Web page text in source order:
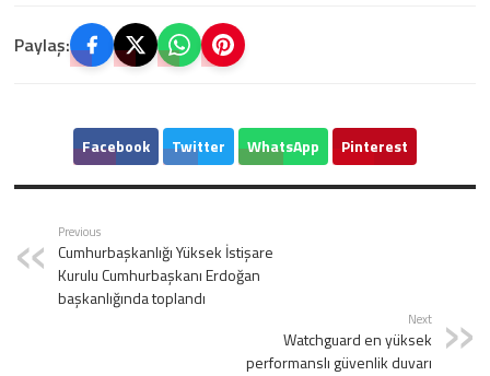
Paylaş:
Facebook Twitter WhatsApp Pinterest
Previous
Cumhurbaşkanlığı Yüksek İstişare
Kurulu Cumhurbaşkanı Erdoğan
başkanlığında toplandı
Next
Watchguard en yüksek
performanslı güvenlik duvarı